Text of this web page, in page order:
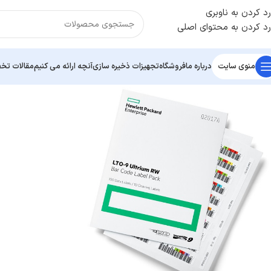
رد کردن به ناوبری
رد کردن به محتوای اصلی
منوی سایت درباره مافروشگاهتجهیزات ذخیره سازیآنچه ارائه می کنیممقالات